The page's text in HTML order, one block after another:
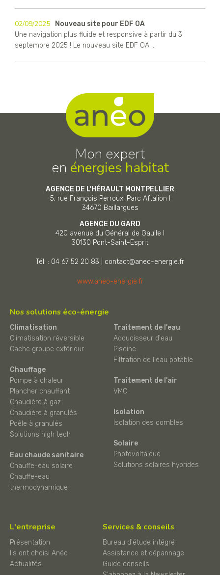
02/09/2025
Nouveau site pour EDF OA
Une navigation plus fluide et responsive à partir du 3
septembre 2025 ! Le nouveau site EDF OA ...
Mon expert
en énergies habitat
AGENCE DE L'HÉRAULT MONTPELLIER
5, rue François Perroux, Parc Aftalion I
34670 Baillargues
AGENCE DU GARD
420 avenue du Général de Gaulle I
30130 Pont-Saint-Esprit
Tél. : 04 67 52 20 83 contact@aneo-energie.fr
www.aneo-energie.fr
Nos solutions éco-énergie
Climatisation
Climatisation réversible
Cache groupe extérieur
Chauffage
Pompe à chaleur
Plancher chauffant
Chaudière à gaz
Chaudière à granulés
Poêle à granulés
Solutions high tech
Eau chaude sanitaire
Chauffe-eau solaire
Chauffe-eau
thermodynamique
Traitement de l'eau
Adoucisseur d'eau
Piscine
Filtration de l'eau potable
Traitement de l'air
VMC
Isolation
Isolation des combles
Solaire
Photovoltaïque
Solutions solaires hybrides
L'entreprise
Présentation
Ils ont choisi Anéo
Actualités
Services & conseils
Bureau d'étude intégré
Assistance et dépannage
Guide conseils